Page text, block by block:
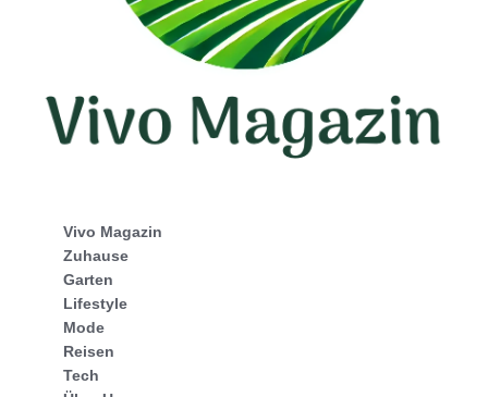
Vivo Magazin
Zuhause
Garten
Lifestyle
Mode
Reisen
Tech